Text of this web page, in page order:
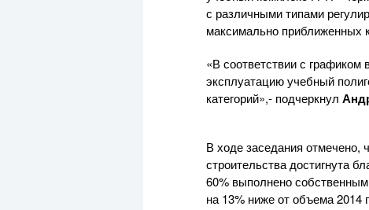
с различными типами
максимально приближенных
«В соответствии с
эксплуатацию учебный
категорий»,- подчеркнул
В ходе заседания отмечено,
строительства достигнута
60% выполнено
на 13% ниже от объема 2014